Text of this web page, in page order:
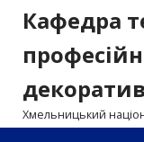
Перейти
вмісту
Кафедра
Хмельницький